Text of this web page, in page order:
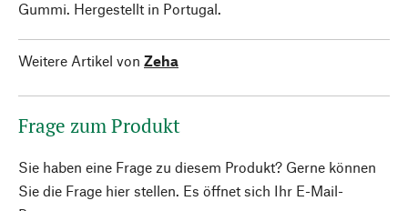
Gummi. Hergestellt in Portugal.
Weitere Artikel von Zeha
Frage zum Produkt
Sie haben eine Frage zu diesem Produkt? Gerne können
Sie die Frage hier stellen. Es öffnet sich Ihr E-Mail-